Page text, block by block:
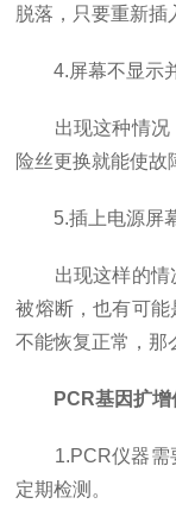
脱落，只要重新插
4.屏幕不显示并
出现这种情况，
险丝更换就能使故
5.插上电源屏幕
出现这样的情况
被熔断，也有可
不能恢复正常，那
PCR基因扩增
1.PCR仪器需要
定期检测。